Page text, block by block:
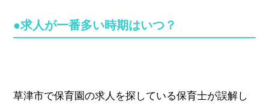
●求人が一番多い時期はいつ？
草津市で保育園の求人を探している保育士が誤解し